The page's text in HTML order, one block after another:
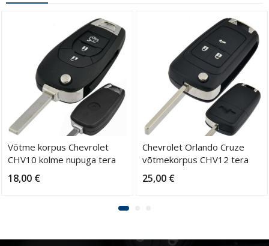
Võtme korpus Chevrolet
CHV10 kolme nupuga tera
HU100
18,00 €
Chevrolet Orlando Cruze
võtmekorpus CHV12 tera
HU100
25,00 €